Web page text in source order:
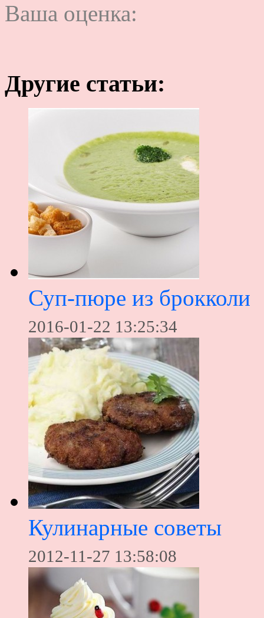
Ваша оценка:
Другие статьи:
Суп-пюре из брокколи
2016-01-22 13:25:34
Кулинарные советы
2012-11-27 13:58:08